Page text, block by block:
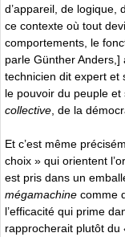
d’appareil, de logique,
ce contexte où tout
comportements, le
parle Günther
technicien dit expert et
le pouvoir du peuple et
collective , de la
Et c’est même
choix » qui orientent
est pris dans un
mégamachine comme
l’efficacité qui prime
rapprocherait plutôt du